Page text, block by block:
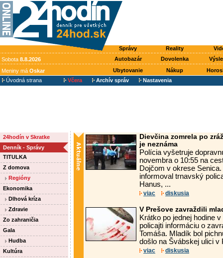
Správy Reality
Sobota 8.8.2026 Autobazár Dovolenka
Meniny má Oskar Ubytovanie Nákup
Úvodná strana
Včera Archív správ Nastavenia
24hodín v Skratke
Denník - Správy
TITULKA
Z domova
Regióny
Ekonomika
Dlhová kríza
Zdravie
Zo zahraničia
Gala
Hudba
Kultúra
Dievčina zomrela po
je neznáma
Polícia vyšetruje
novembra o 10:55 na
Dojčom v okrese
informoval trnavský
Hanus, ...
viac diskusia
V Prešove zavraždili
Krátko po jednej hodine
policajti informáciu o
Tomáša. Mladík bol
došlo na Švábskej ulici v
viac diskusia